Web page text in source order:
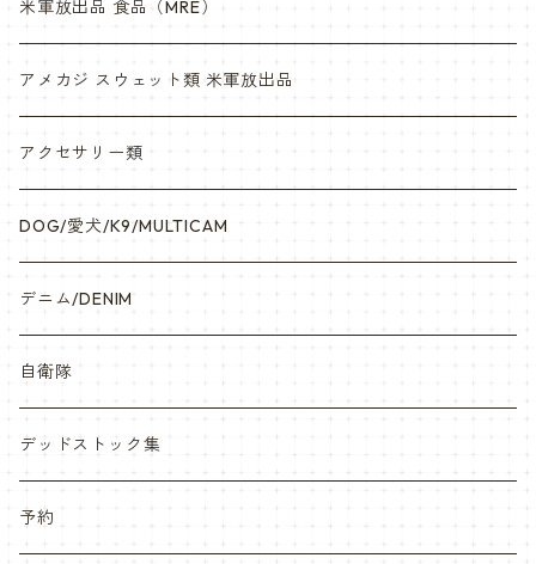
米軍放出品 食品（MRE）
アメカジ スウェット類 米軍放出品
アクセサリー類
DOG/愛犬/K9/MULTICAM
デニム/DENIM
自衛隊
デッドストック集
予約